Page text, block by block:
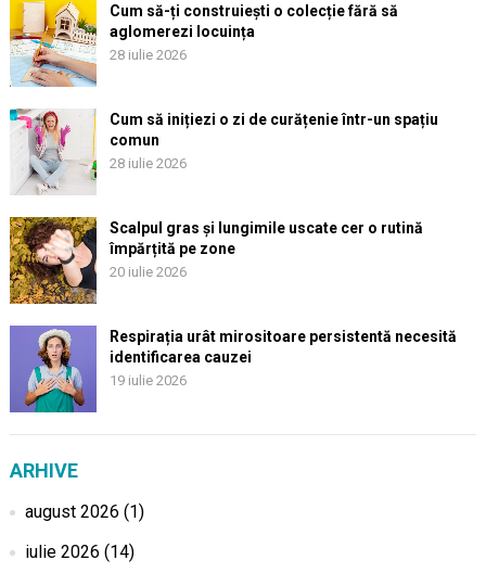
Cum să-ți construiești o colecție fără să
aglomerezi locuința
28 iulie 2026
Cum să inițiezi o zi de curățenie într-un spațiu
comun
28 iulie 2026
Scalpul gras și lungimile uscate cer o rutină
împărțită pe zone
20 iulie 2026
Respirația urât mirositoare persistentă necesită
identificarea cauzei
19 iulie 2026
ARHIVE
august 2026 (1)
iulie 2026 (14)